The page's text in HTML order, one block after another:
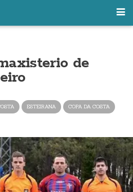
de
ESTEIRANA COPA DA COSTA